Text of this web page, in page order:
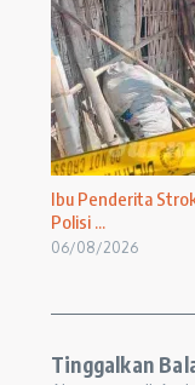
Ibu Penderita
Polisi ...
06/08/2026
Tinggalkan